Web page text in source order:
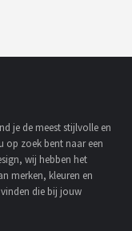
je de meest stijlvolle en
op zoek bent naar een
wij hebben het
merken, kleuren en
die bij jouw